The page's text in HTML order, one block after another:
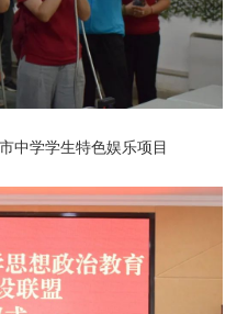
中学学生特色娱乐项目